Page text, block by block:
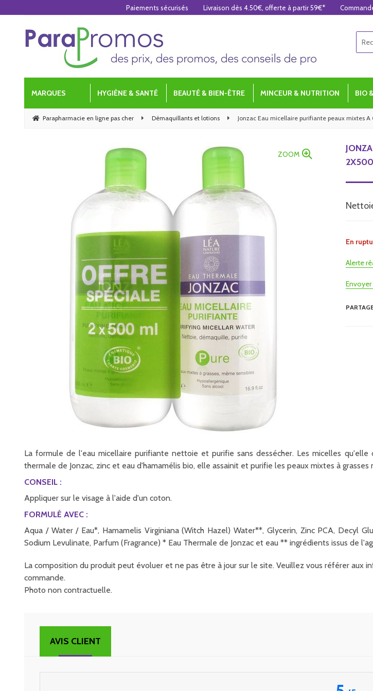
MARQUES HYGIÈNE & SANTÉ BEAUTÉ & BIEN-ÊTRE MINCEUR & NUTRITION BIO
Parapharmacie en ligne pas cher Démaquillants et lotions Jonzac Eau micellaire purifiante peaux mixtes
ZOOM
En
Alerte
La formule de l'eau micellaire purifiante nettoie et purifie sans dessécher. Les micelles
thermale de Jonzac, zinc et eau d'hamamélis bio, elle assainit et purifie les peaux mixtes à grasses
CONSEIL :
Appliquer sur le visage à l'aide d'un coton.
FORMULÉ AVEC :
Aqua / Water / Eau*, Hamamelis Virginiana (Witch Hazel) Water**, Glycerin, Zinc PCA, Decyl
Sodium Levulinate, Parfum (Fragrance) * Eau Thermale de Jonzac et eau ** ingrédients issus de
La composition du produit peut évoluer et ne pas être à jour sur le site. Veuillez vous référer aux
commande.
Photo non contractuelle.
AVIS CLIENT
Paiements sécurisés Livraison dès 4.50€, offerte à partir 59€*